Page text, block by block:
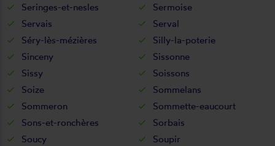
Seringes-et-nesles
Sermoise
Servais
Serval
Séry-lès-mézières
Silly-la-poterie
Sinceny
Sissonne
Sissy
Soissons
Soize
Sommelans
Sommeron
Sommette-eaucourt
Sons-et-ronchères
Sorbais
Soucy
Soupir